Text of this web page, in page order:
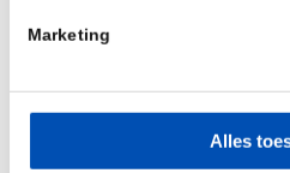
Marketing
Alles
Dedoorlooptijd
voor
controle en
beoordeeld welke